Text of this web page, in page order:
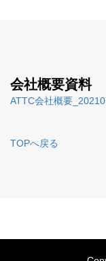
会社概要資料
ATTC会社概要
TOPへ戻る